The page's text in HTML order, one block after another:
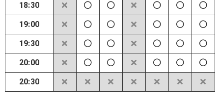
18:30
19:00
19:30
20:00
20:30